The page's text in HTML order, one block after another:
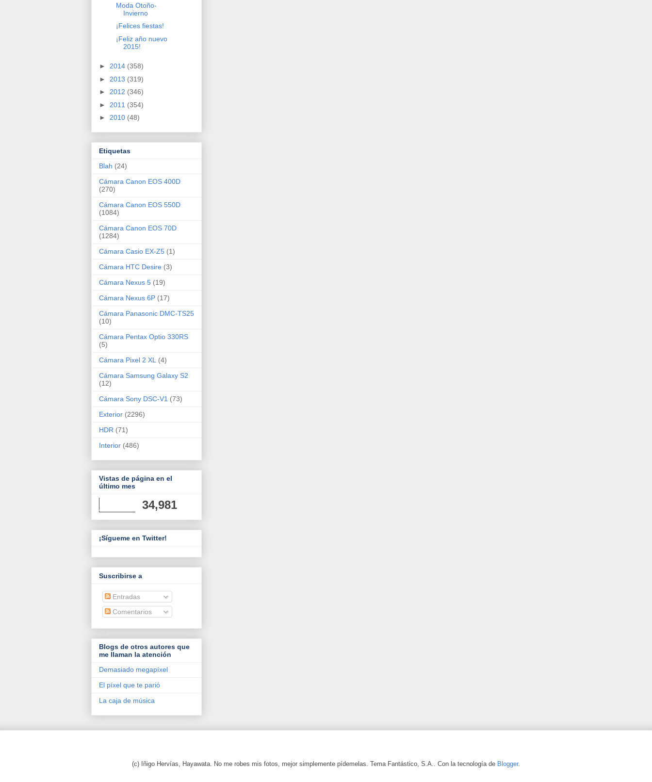
Moda Otoño-
Invierno
¡Felices fiestas!
¡Feliz año nuevo
2015!
► 2014 (358)
► 2013 (319)
► 2012 (346)
► 2011 (354)
► 2010 (48)
Etiquetas
Blah (24)
Cámara Canon EOS 400D
(270)
Cámara Canon EOS 550D
(1084)
Cámara Canon EOS 70D
(1284)
Cámara Casio EX-Z5 (1)
Cámara HTC Desire (3)
Cámara Nexus 5 (19)
Cámara Nexus 6P (17)
Cámara Panasonic DMC-TS25
(10)
Cámara Pentax Optio 330RS
(5)
Cámara Pixel 2 XL
(4)
Cámara Samsung Galaxy S2
(12)
Cámara Sony DSC-V1 (73)
Exterior (2296)
HDR (71)
Interior (486)
Vistas de página en el
último mes
34,981
¡Sígueme en Twitter!
Suscribirse a
Entradas
Comentarios
Blogs de otros autores que
me llaman la atención
Demasiado megapíxel
El píxel que te parió
La caja de música
(c) Iñigo Hervías, Hayawata. No me robes mis fotos, mejor simplemente pídemelas. Tema Fantástico, S.A.. Con la tecnología de Blogger.